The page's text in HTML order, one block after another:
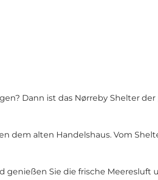
Dann ist das Nørreby Shelter der
dem alten Handelshaus. Vom
Sie die frische Meeresluft